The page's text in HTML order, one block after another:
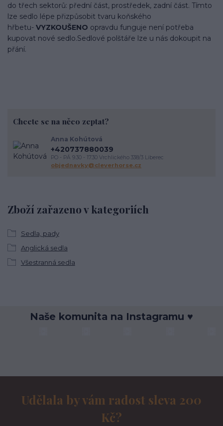
do třech sektorů: přední část, prostředek, zadní část. Tímto
lze sedlo lépe přizpůsobit tvaru koňského
hřbetu- VYZKOUŠENO opravdu funguje není potřeba
kupovat nové sedlo.Sedlové polštáře lze u nás dokoupit na
přání.
Zboží zařazeno v kategoriích
Sedla, pady
Anglická sedla
Všestranná sedla
Chcete se na něco zeptat?
Anna Kohútová
+420737880039
PO - PÁ 9.30 - 17.30 Vrchlického 338/3 Liberec
objednavky@cleverhorse.cz
Naše komunita na Instagramu ♥
Udělala by vám radost sleva 200
Kč?